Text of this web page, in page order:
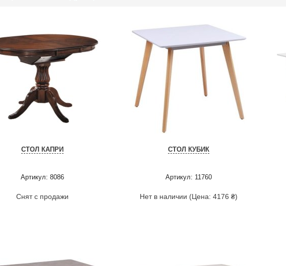
СТОЛ КАПРИ
Артикул: 8086
Снят с продажи
СТОЛ КУБИК
Артикул: 11760
Нет в наличии (Цена: 4176 ₴)